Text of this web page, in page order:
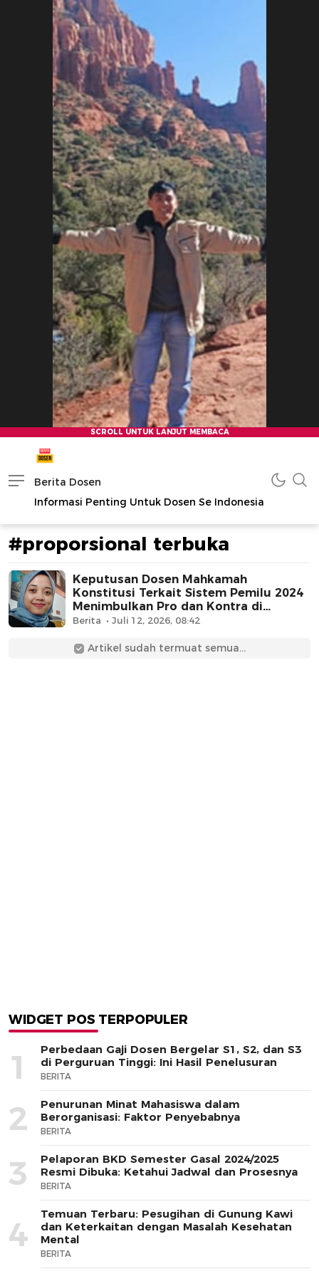
Berita Dosen
Informasi Penting Untuk Dosen Se Indonesia
#proporsional terbuka
Keputusan Dosen Mahkamah
Konstitusi Terkait Sistem Pemilu 2024
Menimbulkan Pro dan Kontra di
Masyarakat
Berita Juli 12, 2026, 08:42
Artikel sudah termuat semua...
WIDGET POS TERPOPULER
1
Perbedaan Gaji Dosen Bergelar S1, S2, dan S3
di Perguruan Tinggi: Ini Hasil Penelusuran
BERITA
2
Penurunan Minat Mahasiswa dalam
Berorganisasi: Faktor Penyebabnya
BERITA
3
Pelaporan BKD Semester Gasal 2024/2025
Resmi Dibuka: Ketahui Jadwal dan Prosesnya
BERITA
4
Temuan Terbaru: Pesugihan di Gunung Kawi
dan Keterkaitan dengan Masalah Kesehatan
Mental
BERITA